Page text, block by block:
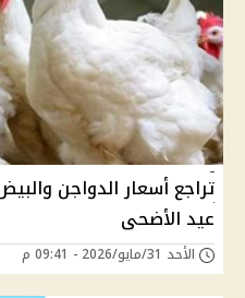
تراجع أسعار الدواجن
عيد الأضحى
الأحد 31/مايو/2026 - 09:41 م